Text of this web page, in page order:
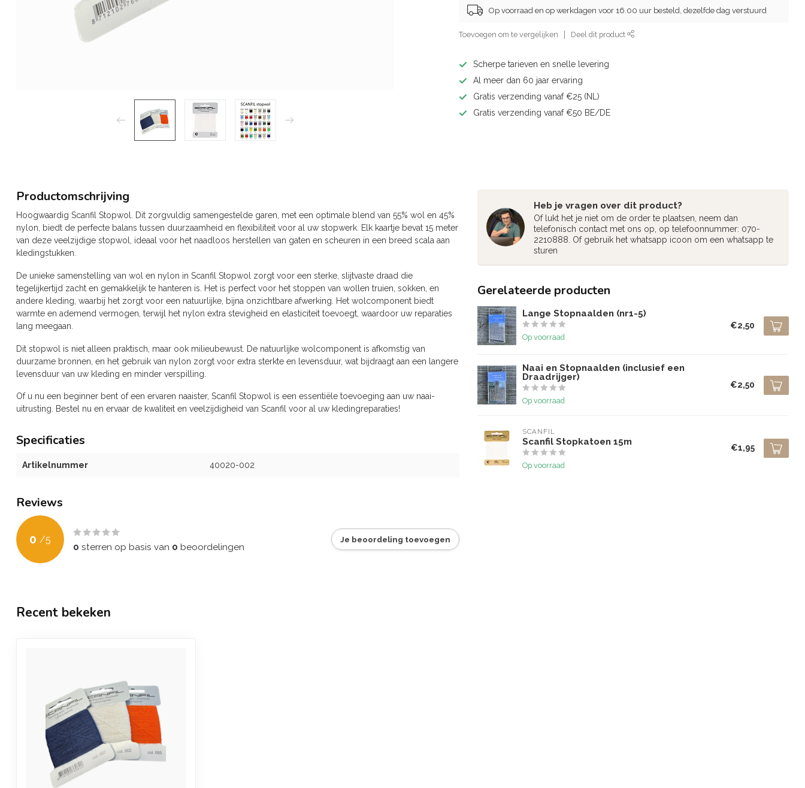
Op voorraad en op werkdagen voor 16.00 uur besteld, dezelfde dag verstuurd
Toevoegen om te vergelijken Deel dit product
Scherpe tarieven en snelle levering
Al meer dan 60 jaar ervaring
Gratis verzending vanaf €25 (NL)
Gratis verzending vanaf €50 BE/DE
Productomschrijving
Hoogwaardig Scanfil Stopwol. Dit zorgvuldig samengestelde garen, met een optimale blend van 55% wol en 45%
nylon, biedt de perfecte balans tussen duurzaamheid en flexibiliteit voor al uw stopwerk. Elk kaartje bevat 15 meter
van deze veelzijdige stopwol, ideaal voor het naadloos herstellen van gaten en scheuren in een breed scala aan
kledingstukken.
De unieke samenstelling van wol en nylon in Scanfil Stopwol zorgt voor een sterke, slijtvaste draad die
tegelijkertijd zacht en gemakkelijk te hanteren is. Het is perfect voor het stoppen van wollen truien, sokken, en
andere kleding, waarbij het zorgt voor een natuurlijke, bijna onzichtbare afwerking. Het wolcomponent biedt
warmte en ademend vermogen, terwijl het nylon extra stevigheid en elasticiteit toevoegt, waardoor uw reparaties
lang meegaan.
Dit stopwol is niet alleen praktisch, maar ook milieubewust. De natuurlijke wolcomponent is afkomstig van
duurzame bronnen, en het gebruik van nylon zorgt voor extra sterkte en levensduur, wat bijdraagt aan een langere
levensduur van uw kleding en minder verspilling.
Of u nu een beginner bent of een ervaren naaister, Scanfil Stopwol is een essentiële toevoeging aan uw naai-
uitrusting. Bestel nu en ervaar de kwaliteit en veelzijdigheid van Scanfil voor al uw kledingreparaties!
Specificaties
Artikelnummer 40020-002
Reviews
0 /5
0 sterren op basis van 0 beoordelingen
Je beoordeling toevoegen
Heb je vragen over dit product?
Of lukt het je niet om de order te plaatsen, neem dan
telefonisch contact met ons op, op telefoonnummer: 070-
2210888. Of gebruik het whatsapp icoon om een whatsapp te
sturen
Gerelateerde producten
Lange Stopnaalden (nr1-5)
Op voorraad
€2,50
Naai en Stopnaalden (inclusief een
Draadrijger)
Op voorraad
€2,50
SCANFIL
Scanfil Stopkatoen 15m
Op voorraad
€1,95
Recent bekeken